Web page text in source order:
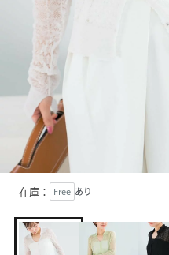
在庫： Free あり